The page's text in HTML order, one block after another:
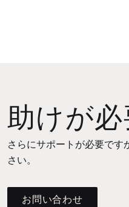
助けが
さらにサポートが必要です
さい。
お問い合わせ